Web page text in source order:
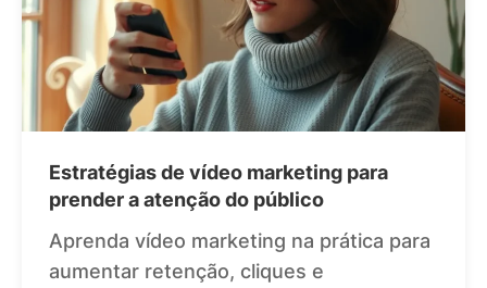
Estratégias de vídeo marketing para
prender a atenção do público
Aprenda vídeo marketing na prática para
aumentar retenção, cliques e